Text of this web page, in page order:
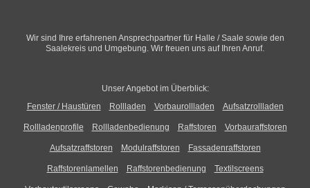
Wir sind Ihre erfahrenen Ansprechpartner für Halle / Saale sowie den
Saalekreis und Umgebung. Wir freuen uns auf Ihren Anruf.
Unser Angebot im Überblick:
Fenster / Haustüren
Rollladen Vorbaurollladen Aufsatzrollladen
Rollladenprofile Rollladenbedienung Raffstoren Vorbauraffstoren
Aufsatzraffstoren Modulraffstoren Fassadenraffstoren
Raffstorenlamellen Raffstorenbedienung Textilscreens